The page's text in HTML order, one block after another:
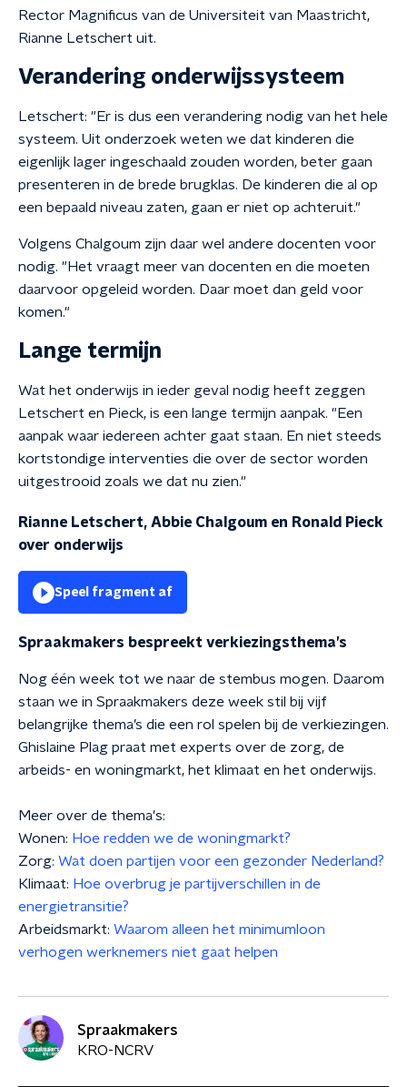
Rector Magnificus van de Universiteit van Maastricht,
Rianne Letschert uit.
Verandering onderwijssysteem
Letschert: "Er is dus een verandering nodig van het hele
systeem. Uit onderzoek weten we dat kinderen die
eigenlijk lager ingeschaald zouden worden, beter gaan
presenteren in de brede brugklas. De kinderen die al op
een bepaald niveau zaten, gaan er niet op achteruit."
Volgens Chalgoum zijn daar wel andere docenten voor
nodig. " Het vraagt meer van docenten en die moeten
daarvoor opgeleid worden. Daar moet dan geld voor
komen."
Lange termijn
Wat het onderwijs in ieder geval nodig heeft zeggen
Letschert en Pieck, is een lange termijn aanpak. "Een
aanpak waar iedereen achter gaat staan. En niet steeds
kortstondige interventies die over de sector worden
uitgestrooid zoals we dat nu zien."
Rianne Letschert, Abbie Chalgoum en Ronald Pieck
over onderwijs
Speel fragment af
Spraakmakers bespreekt verkiezingsthema’s
Nog één week tot we naar de stembus mogen. Daarom
staan we in Spraakmakers deze week stil bij vijf
belangrijke thema’s die een rol spelen bij de verkiezingen.
Ghislaine Plag praat met experts over de zorg, de
arbeids- en woningmarkt, het klimaat en het onderwijs.
Meer over de thema's:
Wonen: Hoe redden we de woningmarkt?
Zorg: Wat doen partijen voor een gezonder Nederland?
Klimaat: Hoe overbrug je partijverschillen in de
energietransitie?
Arbeidsmarkt: Waarom alleen het minimumloon
verhogen werknemers niet gaat helpen
Spraakmakers
KRO-NCRV